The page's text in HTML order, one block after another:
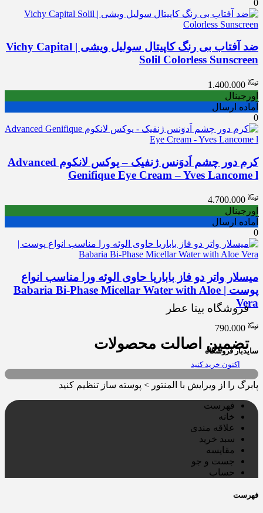
0
ضد آفتاب بی رنگ کاپیتال سولیل ویشی | Vichy Capital
Solil Colorless Sunscreen
1.400.000
اورجینال
آماده ارسال
0
کرم دور چشم اَدوَنس ژنفیک – یوکس لانکوم Advanced
Genifique Eye Cream – Yves Lancome l
4.700.000
اورجینال
آماده ارسال
0
میسلار واتر دو فاز باباریا حاوی الوئه‌ ورا مناسب انواع
پوست | Babaria Bi-Phase Micellar Water with Aloe
Vera
790.000
سایدبار فروشگاه
فروشگاه بیتا عطر
تضمین اصالت محصولات
اکنون خرید کنید
پابرگ را از ویرایش با المنتور > پوسته ساز تنظیم کنید
فهرست
خانه
علاقه مندی
سبد خرید
مقایسه
جست و جو
حساب
فهرست